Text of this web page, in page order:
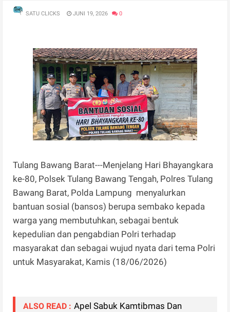
SATU CLICKS JUNI 19, 2026 0
Tulang Bawang Barat---Menjelang Hari Bhayangkara
ke-80, Polsek Tulang Bawang Tengah, Polres Tulang
Bawang Barat, Polda Lampung menyalurkan
bantuan sosial (bansos) berupa sembako kepada
warga yang membutuhkan, sebagai bentuk
kepedulian dan pengabdian Polri terhadap
masyarakat dan sebagai wujud nyata dari tema Polri
untuk Masyarakat, Kamis (18/06/2026)
ALSO READ : Apel Sabuk Kamtibmas Dan